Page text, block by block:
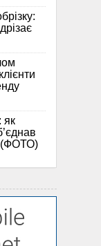
як
(ФОТО)